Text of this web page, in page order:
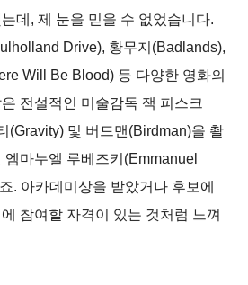
데, 제 눈을 믿을 수 없었습니다.
Drive), 황무지(Badlands),
Will Be Blood) 등 다양한 영화의
전설적인 미술감독 잭 피스크
(Gravity) 및 버드맨(Birdman)을 촬
엠마누엘 루베즈키(Emmanuel
. 아카데미상을 받았거나 후보에
참여할 자격이 있는 것처럼 느껴